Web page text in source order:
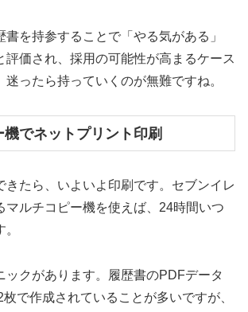
書を持参することで「やる気がある」
評価され、 採用の可能性が高まるケース
迷ったら持っていくのが無難ですね。
でネットプリント印刷
きたら、いよいよ印刷です。セブンイレ
マルチコピー機を使えば、24時間いつ
ックがあります。履歴書のPDFデータ
で作成されていることが多いですが、